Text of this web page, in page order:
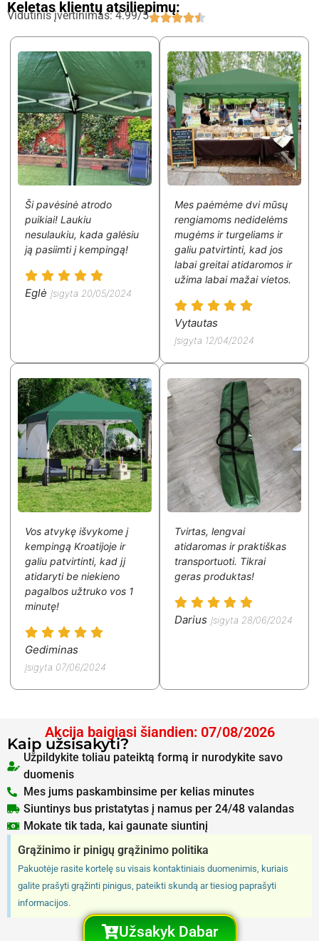
Keletas klientų atsiliepimų:
Vidutinis įvertinimas: 4.99/5
Ši pavėsinė atrodo
puikiai! Laukiu
nesulaukiu, kada galėsiu
ją pasiimti į kempingą!
Eglė Įsigyta 20/05/2024
Mes paėmėme dvi mūsų
rengiamoms nedidelėms
mugėms ir turgeliams ir
galiu patvirtinti, kad jos
labai greitai atidaromos ir
užima labai mažai vietos.
Vytautas
Įsigyta 12/04/2024
Vos atvykę išvykome į
kempingą Kroatijoje ir
galiu patvirtinti, kad jį
atidaryti be niekieno
pagalbos užtruko vos 1
minutę!
Gediminas
Įsigyta 07/06/2024
Tvirtas, lengvai
atidaromas ir praktiškas
transportuoti. Tikrai
geras produktas!
Darius Įsigyta 28/06/2024
Akcija baigiasi šiandien: 07/08/2026
Kaip užsisakyti?
Užpildykite toliau pateiktą formą ir nurodykite savo
duomenis
Mes jums paskambinsime per kelias minutes
Siuntinys bus pristatytas į namus per 24/48 valandas
Mokate tik tada, kai gaunate siuntinį
Grąžinimo ir pinigų grąžinimo politika
Pakuotėje rasite kortelę su visais kontaktiniais duomenimis, kuriais
galite prašyti grąžinti pinigus, pateikti skundą ar tiesiog paprašyti
informacijos.
Užsakyk Dabar